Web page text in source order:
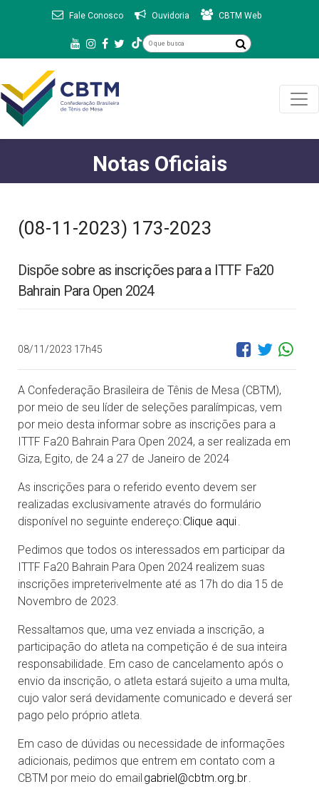
Fale Conosco Ouvidoria CBTM Web
Notas Oficiais
(08-11-2023) 173-2023
Dispõe sobre as inscrições para a ITTF Fa20
Bahrain Para Open 2024
08/11/2023 17h45
A Confederação Brasileira de Tênis de Mesa (CBTM),
por meio de seu líder de seleções paralímpicas, vem
por meio desta informar sobre as inscrições para a
ITTF Fa20 Bahrain Para Open 2024, a ser realizada em
Giza, Egito, de 24 a 27 de Janeiro de 2024
As inscrições para o referido evento devem ser
realizadas exclusivamente através do formulário
disponível no seguinte endereço:Clique aqui.
Pedimos que todos os interessados em participar da
ITTF Fa20 Bahrain Para Open 2024 realizem suas
inscrições impreterivelmente até as 17h do dia 15 de
Novembro de 2023.
Ressaltamos que, uma vez enviada a inscrição, a
participação do atleta na competição é de sua inteira
responsabilidade. Em caso de cancelamento após o
envio da inscrição, o atleta estará sujeito a uma multa,
cujo valor será devidamente comunicado e deverá ser
pago pelo próprio atleta.
Em caso de dúvidas ou necessidade de informações
adicionais, pedimos que entrem em contato com a
CBTM por meio do email gabriel@cbtm.org.br.